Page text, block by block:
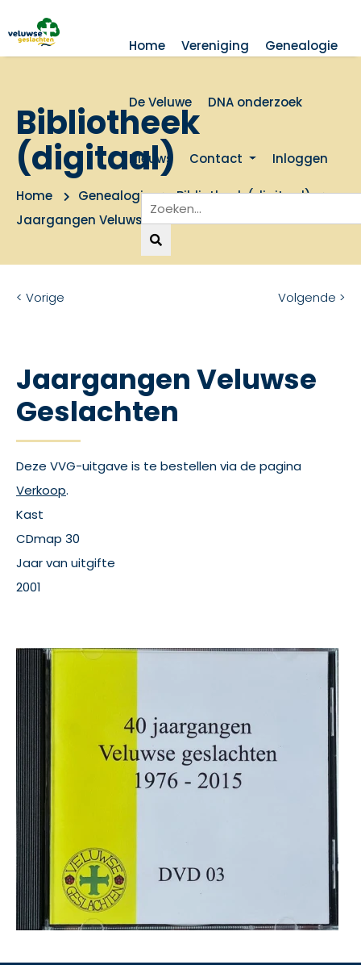
Home Vereniging Genealogie
De Veluwe DNA onderzoek
Nieuws Contact Inloggen
Bibliotheek
(digitaal)
Home Genealogie
Bibliotheek (digitaal)
Jaargangen Veluwse Geslachten
< Vorige Volgende >
Jaargangen Veluwse
Geslachten
Deze VVG-uitgave is te bestellen via de pagina
Verkoop.
Kast
CDmap 30
Jaar van uitgifte
2001